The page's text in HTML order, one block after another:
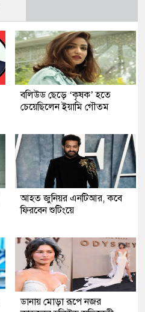
বলিউড ছেড়ে ‘কৃষক’ হতে
চেয়েছিলেন ইয়ামি গৌতম
আহত জুনিয়র এনটিআর, কবে
ফিরবেন শুটিংয়ে
ডানায় মোড়া রূপে নজর